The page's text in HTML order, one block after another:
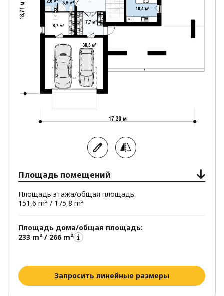
Площадь помещений
Площадь этажа/общая площадь:
151,6 m² / 175,8 m²
Площадь дома/общая площадь:
233 m² / 266 m²
Запросить линейные размеры